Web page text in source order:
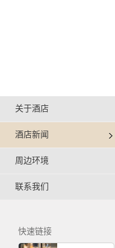
关于酒店
酒店新闻
周边环境
联系我们
快速链接